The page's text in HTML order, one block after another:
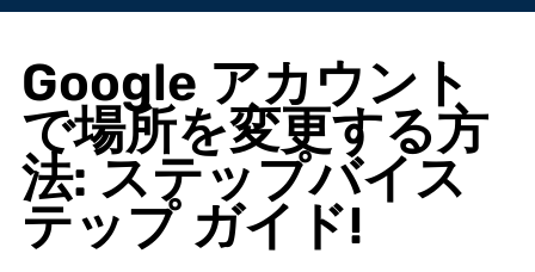
Google アカウント
で場所を変更する方
法: ステップバイス
テップ ガイド!